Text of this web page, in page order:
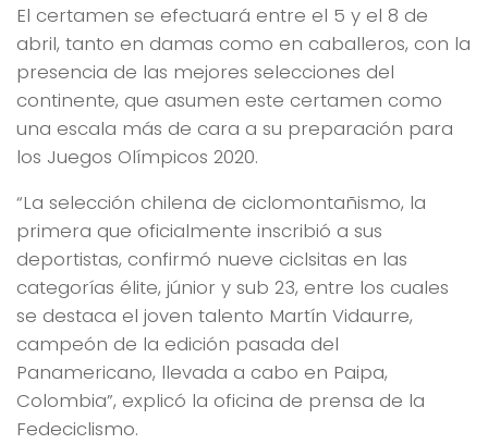
El certamen se efectuará entre el 5 y el 8 de
abril, tanto en damas como en caballeros, con la
presencia de las mejores selecciones del
continente, que asumen este certamen como
una escala más de cara a su preparación para
los Juegos Olímpicos 2020.
“La selección chilena de ciclomontañismo, la
primera que oficialmente inscribió a sus
deportistas, confirmó nueve ciclsitas en las
categorías élite, júnior y sub 23, entre los cuales
se destaca el joven talento Martín Vidaurre,
campeón de la edición pasada del
Panamericano, llevada a cabo en Paipa,
Colombia”, explicó la oficina de prensa de la
Fedeciclismo.